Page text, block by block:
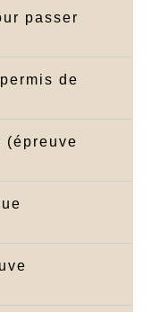
passer
de
(épreuve